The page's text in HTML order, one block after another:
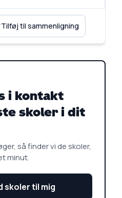
Tilføj til sammenligning
i kontakt
skoler i dit
så finder vi de skoler,
minut.
skoler til mig